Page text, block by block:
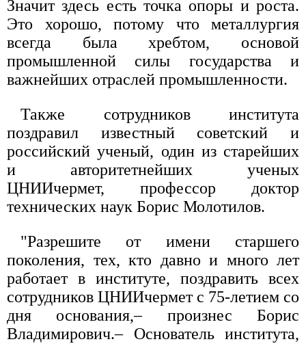
Значит здесь есть точка опоры и роста.
Это хорошо, потому что металлургия
всегда была хребтом, основой
промышленной силы государства и
важнейших отраслей промышленности.
Также сотрудников института
поздравил известный советский и
российский ученый, один из старейших
и авторитетнейших ученых
ЦНИИчермет, профессор доктор
технических наук Борис Молотилов.
"Разрешите от имени старшего
поколения, тех, кто давно и много лет
работает в институте, поздравить всех
сотрудников ЦНИИчермет с 75-летием со
дня основания,– произнес Борис
Владимирович.– Основатель института,